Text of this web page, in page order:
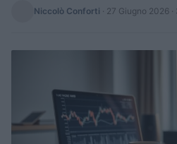
Niccolò Conforti · 27 Giugno 2026